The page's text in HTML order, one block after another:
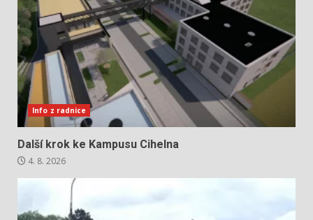
Info z radnice
Další krok ke Kampusu Cihelna
4. 8. 2026